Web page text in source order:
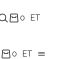
0 ET
0 ET